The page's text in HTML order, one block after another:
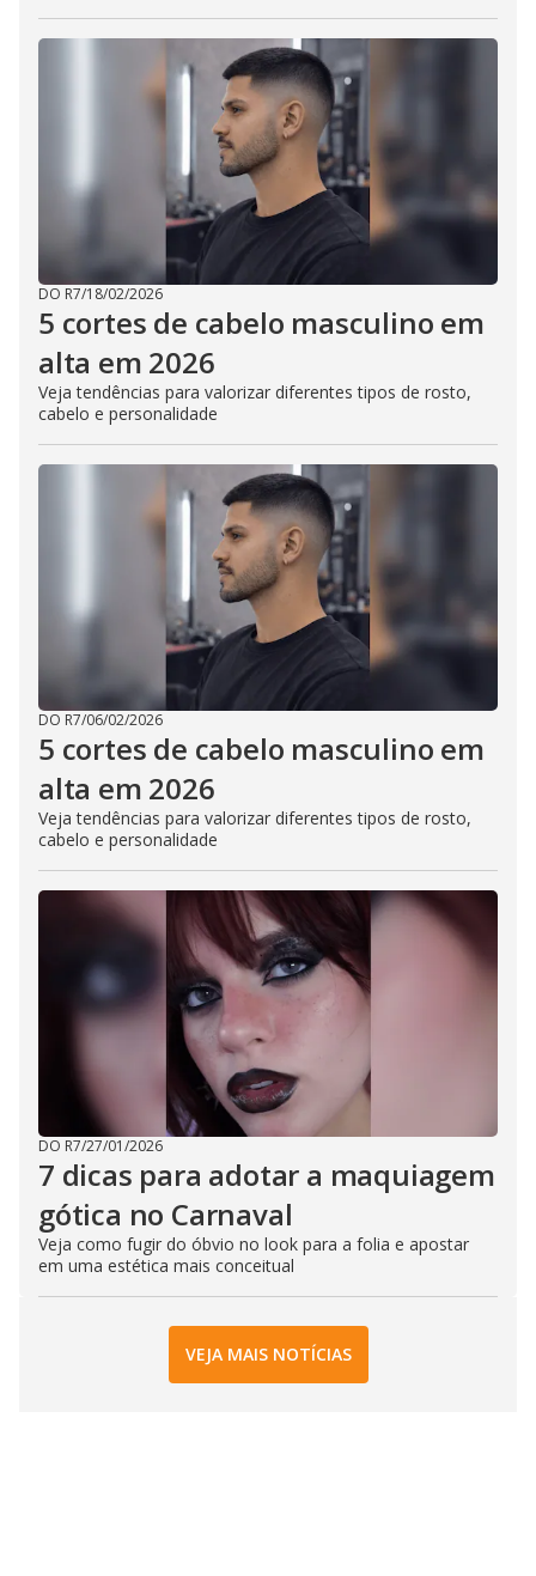
DO R7/18/02/2026
5 cortes de cabelo masculino em
alta em 2026
Veja tendências para valorizar diferentes tipos de rosto,
cabelo e personalidade
DO R7/06/02/2026
5 cortes de cabelo masculino em
alta em 2026
Veja tendências para valorizar diferentes tipos de rosto,
cabelo e personalidade
DO R7/27/01/2026
7 dicas para adotar a maquiagem
gótica no Carnaval
Veja como fugir do óbvio no look para a folia e apostar
em uma estética mais conceitual
VEJA MAIS NOTÍCIAS